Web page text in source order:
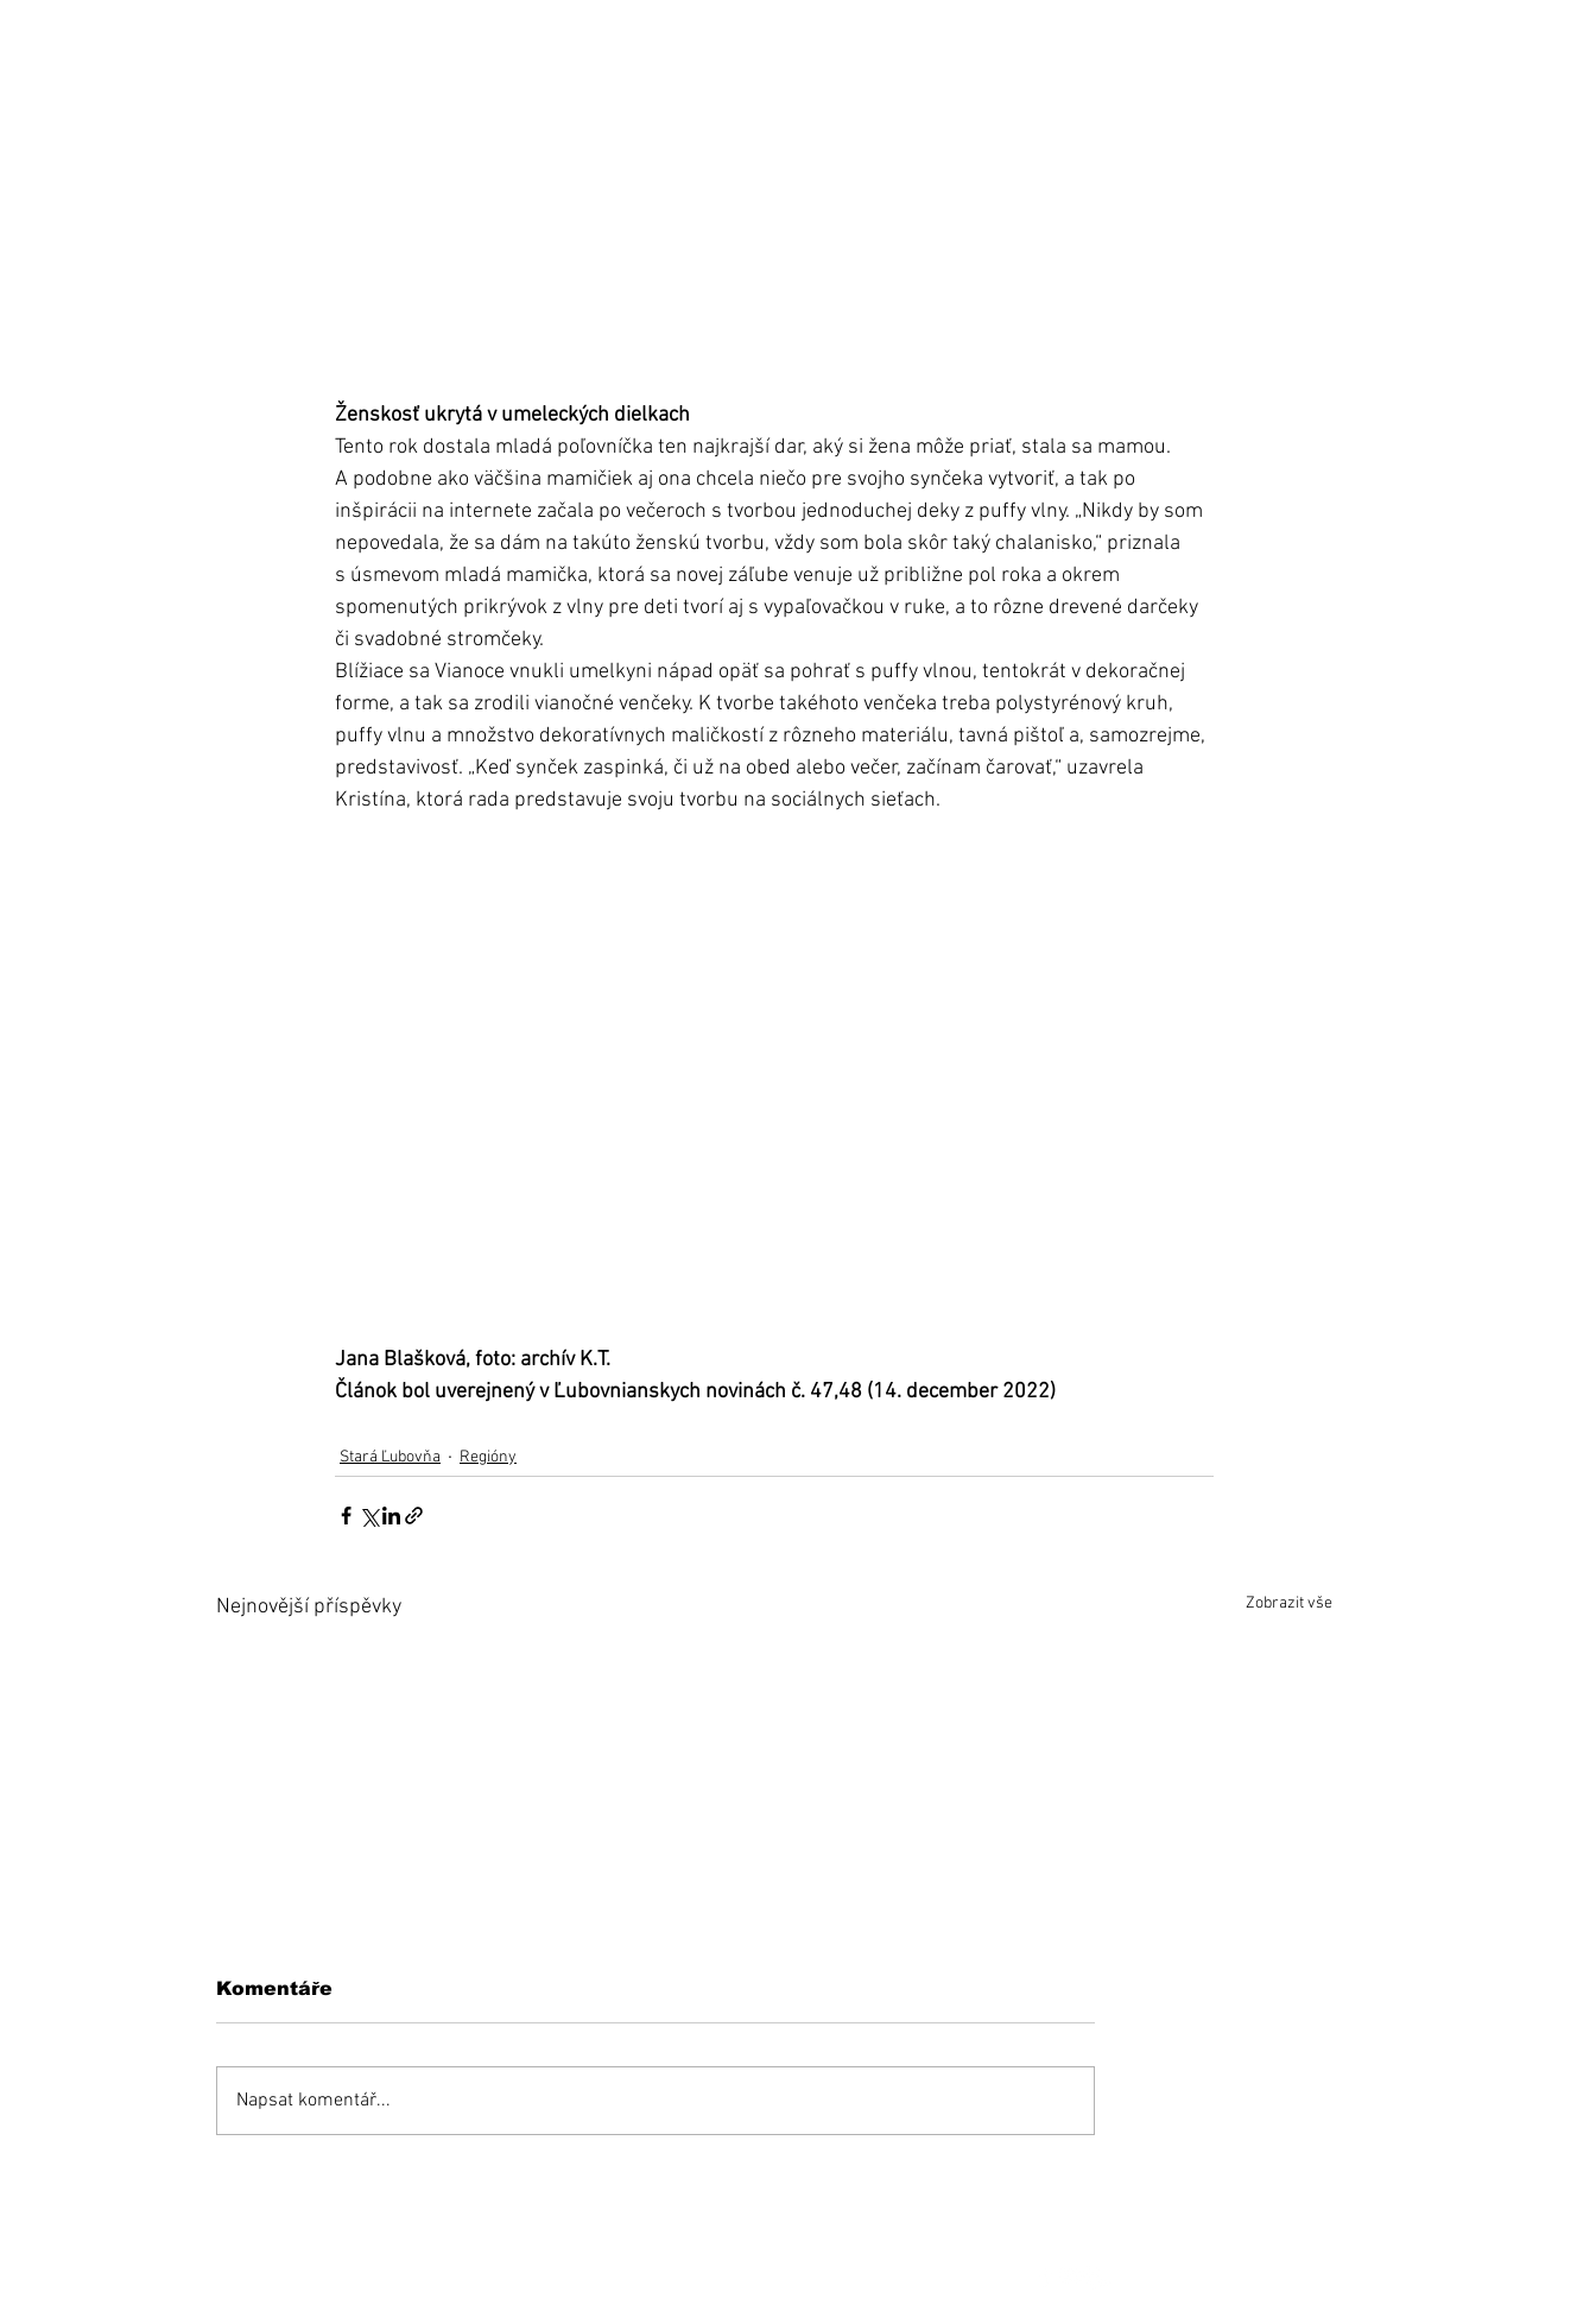
Ženskosť ukrytá v umeleckých dielkach
Tento rok dostala mladá poľovníčka ten najkrajší dar, aký si žena môže priať, stala sa mamou.
A podobne ako väčšina mamičiek aj ona chcela niečo pre svojho synčeka vytvoriť, a tak po
inšpirácii na internete začala po večeroch s tvorbou jednoduchej deky z puffy vlny. „Nikdy by som
nepovedala, že sa dám na takúto ženskú tvorbu, vždy som bola skôr taký chalanisko,“ priznala
s úsmevom mladá mamička, ktorá sa novej záľube venuje už približne pol roka a okrem
spomenutých prikrývok z vlny pre deti tvorí aj s vypaľovačkou v ruke, a to rôzne drevené darčeky
či svadobné stromčeky.
Blížiace sa Vianoce vnukli umelkyni nápad opäť sa pohrať s puffy vlnou, tentokrát v dekoračnej
forme, a tak sa zrodili vianočné venčeky. K tvorbe takéhoto venčeka treba polystyrénový kruh,
puffy vlnu a množstvo dekoratívnych maličkostí z rôzneho materiálu, tavná pištoľ a, samozrejme,
predstavivosť. „Keď synček zaspinká, či už na obed alebo večer, začínam čarovať,“ uzavrela
Kristína, ktorá rada predstavuje svoju tvorbu na sociálnych sieťach.
Jana Blašková, foto: archív K.T.
Článok bol uverejnený v Ľubovnianskych novinách č. 47,48 (14. december 2022)
Stará Ľubovňa Regióny
Nejnovější příspěvky Zobrazit vše
Komentáře
Napsat komentář...